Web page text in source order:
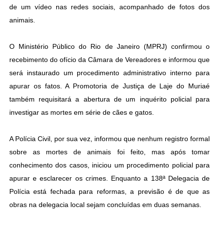
de um vídeo nas redes sociais, acompanhado de fotos dos
animais.
O Ministério Público do Rio de Janeiro (MPRJ) confirmou o
recebimento do ofício da Câmara de Vereadores e informou que
será instaurado um procedimento administrativo interno para
apurar os fatos. A Promotoria de Justiça de Laje do Muriaé
também requisitará a abertura de um inquérito policial para
investigar as mortes em série de cães e gatos.
A Polícia Civil, por sua vez, informou que nenhum registro formal
sobre as mortes de animais foi feito, mas após tomar
conhecimento dos casos, iniciou um procedimento policial para
apurar e esclarecer os crimes. Enquanto a 138ª Delegacia de
Polícia está fechada para reformas, a previsão é de que as
obras na delegacia local sejam concluídas em duas semanas.